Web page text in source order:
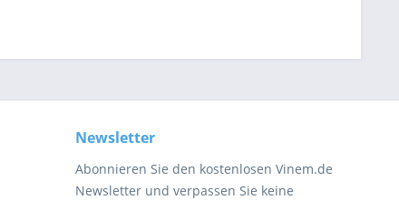
Newsletter
Abonnieren Sie den kostenlosen Vinem.de
Newsletter und verpassen Sie keine